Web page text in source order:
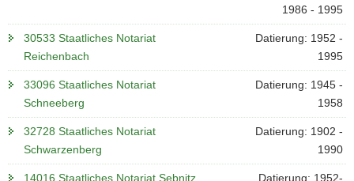
1986 - 1995
30533 Staatliches Notariat
Reichenbach
Datierung: 1952 -
1995
33096 Staatliches Notariat
Schneeberg
Datierung: 1945 -
1958
32728 Staatliches Notariat
Schwarzenberg
Datierung: 1902 -
1990
14016 Staatliches Notariat Sebnitz
Datierung: 1952-